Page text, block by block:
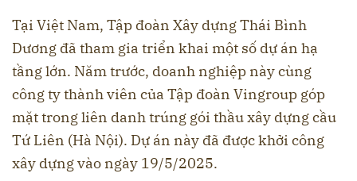
Tại Việt Nam, Tập đoàn Xây dựng Thái Bình
Dương đã tham gia triển khai một số dự án hạ
tầng lớn. Năm trước, doanh nghiệp này cùng
công ty thành viên của Tập đoàn Vingroup góp
mặt trong liên danh trúng gói thầu xây dựng cầu
Tứ Liên (Hà Nội). Dự án này đã được khởi công
xây dựng vào ngày 19/5/2025.